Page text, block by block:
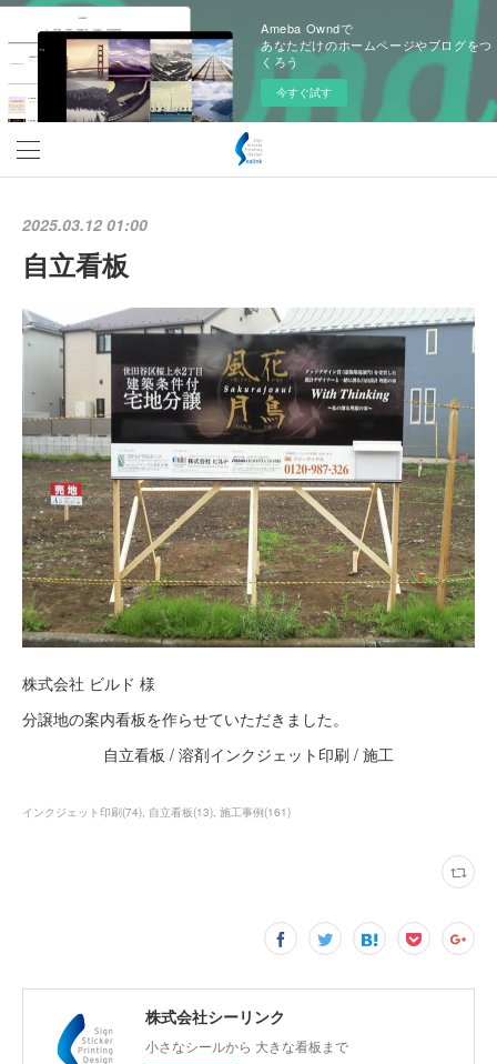
Ameba Owndで
あなただけのホームページやブログをつ
くろう
今すぐ試す
2025.03.12 01:00
自立看板
株式会社 ビルド 様
分譲地の案内看板を作らせていただきました。
自立看板 / 溶剤インクジェット印刷 / 施工
インクジェット印刷(74) 自立看板(13) 施工事例(161)
株式会社シーリンク
小さなシールから 大きな看板まで